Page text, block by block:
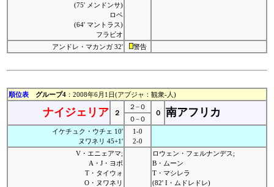
(75' メンドンサ)
ロベ
(64' マントラス)
フラビオ
アンドレ・マカンガ 32'
警告
順位表 グループ4 ：2008年6月1日(アブジャ：観衆-人)
ナイジェリア ２
２−０
０
南アフリカ
０−０
イケチュク・ウチェ 10'
ヌワネリ 45+1'
1-0
2-0
V・エニェアマ;
A・J・ヨボ
T・タイウォ
O・ヌワネリ
ロウェン・フェルナンデス;
B・ムーン
T・マシレラ
(82' I・ムドレドレ)